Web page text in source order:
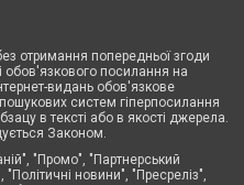
отримання попередньої згоди
обов'язкового посилання на
видань обов'язкове
систем гіперпосилання
в тексті або в якості джерела.
Законом.
"Промо", "Партнерський
новини", "Пресреліз",